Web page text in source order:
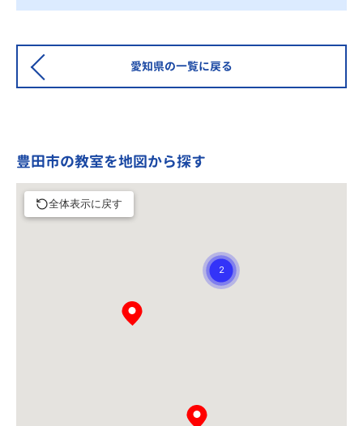
愛知県の一覧に戻る
豊田市の教室を地図から探す
全体表示に戻す